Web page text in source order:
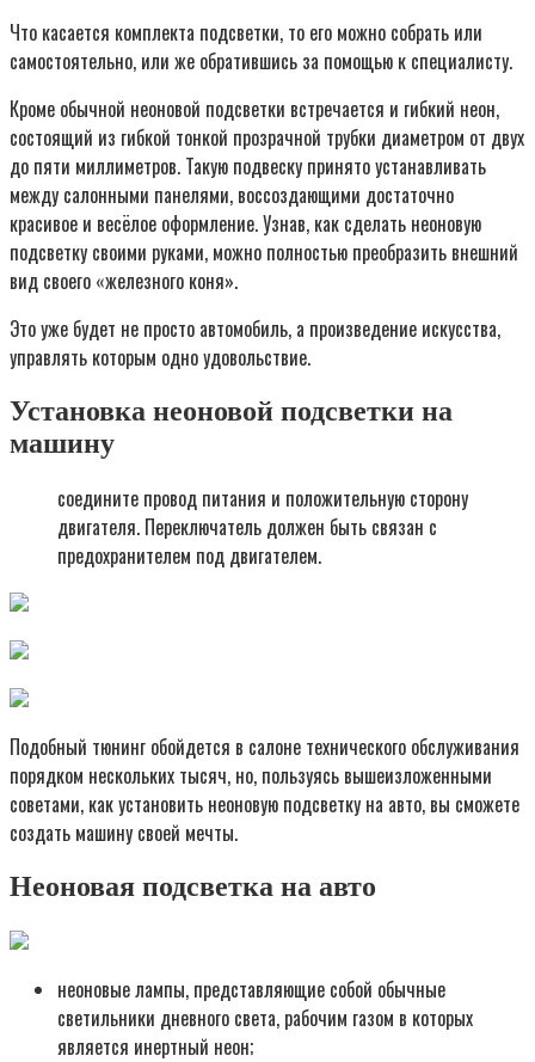
Что касается комплекта подсветки, то его можно собрать или
самостоятельно, или же обратившись за помощью к специалисту.
Кроме обычной неоновой подсветки встречается и гибкий неон,
состоящий из гибкой тонкой прозрачной трубки диаметром от двух
до пяти миллиметров. Такую подвеску принято устанавливать
между салонными панелями, воссоздающими достаточно
красивое и весёлое оформление. Узнав, как сделать неоновую
подсветку своими руками, можно полностью преобразить внешний
вид своего «железного коня».
Это уже будет не просто автомобиль, а произведение искусства,
управлять которым одно удовольствие.
Установка неоновой подсветки на
машину
соедините провод питания и положительную сторону
двигателя. Переключатель должен быть связан с
предохранителем под двигателем.
Подобный тюнинг обойдется в салоне технического обслуживания
порядком нескольких тысяч, но, пользуясь вышеизложенными
советами, как установить неоновую подсветку на авто, вы сможете
создать машину своей мечты.
Неоновая подсветка на авто
неоновые лампы, представляющие собой обычные
светильники дневного света, рабочим газом в которых
является инертный неон;